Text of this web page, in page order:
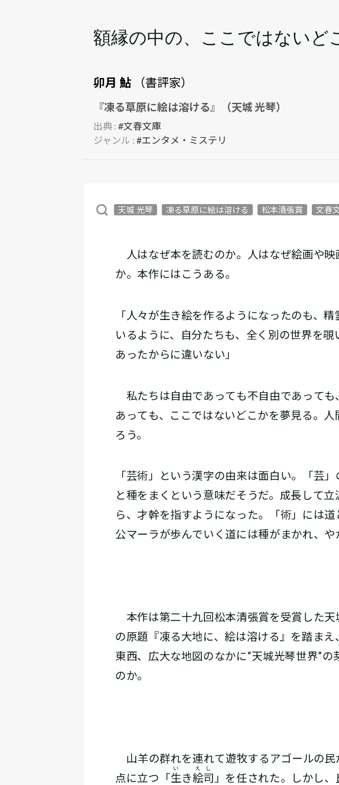
額縁の中の、ここではないど
卯月 鮎 （書評家）
『凍る草原に絵は溶ける』（天城 光琴）
出典 : #文春文庫
ジャンル : #エンタメ・ミステリ
天城 光琴 凍る草原に絵は溶ける 松本清張賞 文春
人はなぜ本を読むのか。人はなぜ絵画や映
か。本作にはこうある。
「人々が生き絵を作るようになったのも、
いるように、自分たちも、全く別の世界を
あったからに違いない」
私たちは自由であっても不自由であっても
あっても、ここではないどこかを夢見る。
ろう。
「芸術」という漢字の由来は面白い。「芸
と種をまくという意味だそうだ。成長して
ら、才幹を指すようになった。「術」には
公マーラが歩んでいく道には種がまかれ、や
本作は第二十九回松本清張賞を受賞した
の原題『凍る大地に、絵は溶ける』を踏ま
東西、広大な地図のなかに“天城光琴世界”
のか。
――山羊の群れを連れて遊牧するアゴールの
点に立つ「生
い
き絵司
えし
」を任された。しかし